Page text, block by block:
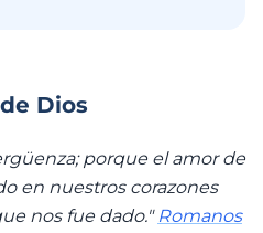
Dios
porque el amor de
en nuestros corazones
nos fue dado." Romanos